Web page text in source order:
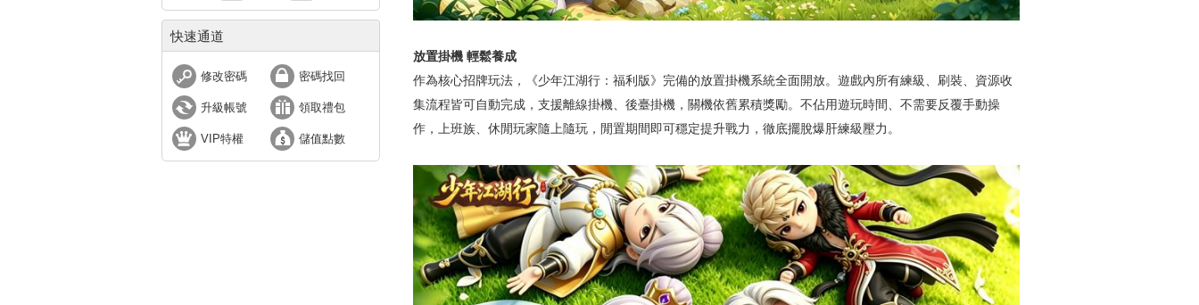
快速通道
修改密碼 密碼找回
升級帳號 領取禮包
VIP特權 儲值點數
放置掛機 輕鬆養成
作為核心招牌玩法，《少年江湖行 ：福利版》完備的放置掛機系統全面開放。遊戲內所有練級、刷裝、資源收
集流程皆可自動完成，支援離線掛機、後臺掛機，關機依舊累積獎勵。不佔用遊玩時間、不需要反覆手動操
作，上班族、休閒玩家隨上隨玩，閒置期間即可穩定提升戰力，徹底擺脫爆肝練級壓力。